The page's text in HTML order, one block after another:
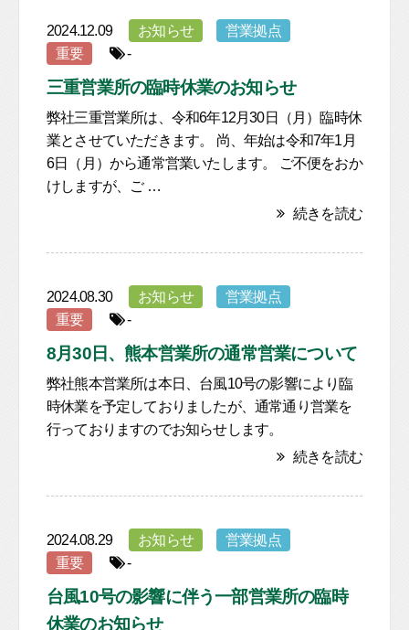
2024.12.09 お知らせ
営業拠点
重要
-
三重営業所の臨時休業のお知らせ
弊社三重営業所は、令和6年12月30日（月）臨時休
業とさせていただきます。 尚、年始は令和7年1月
6日（月）から通常営業いたします。 ご不便をおか
けしますが、ご …
続きを読む
2024.08.30 お知らせ
営業拠点
重要
-
8月30日、熊本営業所の通常営業について
弊社熊本営業所は本日、台風10号の影響により臨
時休業を予定しておりましたが、通常通り営業を
行っておりますのでお知らせします。
続きを読む
2024.08.29 お知らせ
営業拠点
重要
-
台風10号の影響に伴う一部営業所の臨時
休業のお知らせ